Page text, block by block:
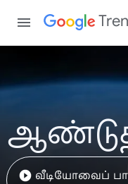
ஆண்டுத்
வீடியோவைப்